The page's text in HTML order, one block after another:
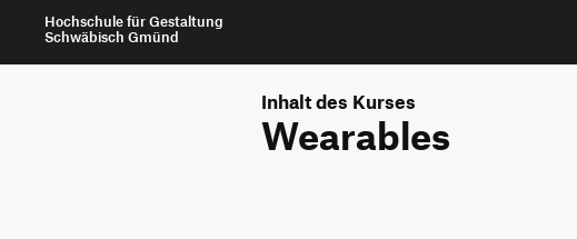
Hochschule für Gestaltung
Schwäbisch Gmünd
Inhalt des Kurses
Wearables